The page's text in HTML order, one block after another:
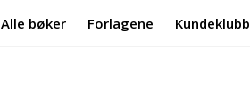
Alle bøker Forlagene Kundeklubb